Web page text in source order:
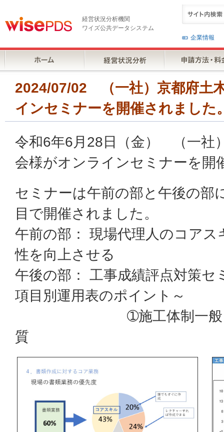
経営状況分析機関
ワイズ公共データシステム
企業情報
2024/07/02 （一社）京都府土
インセミナーを開催されました
令和6年6月28日（金） （一社
会様がオンラインセミナーを開
セミナーは午前の部と午後の部
目で開催されました。
午前の部： 現場代理人のコア
性を向上させる
午後の部： 工事成績評点対策セ
項目別運用表のポイント～
➀施工体制一般～施工
質